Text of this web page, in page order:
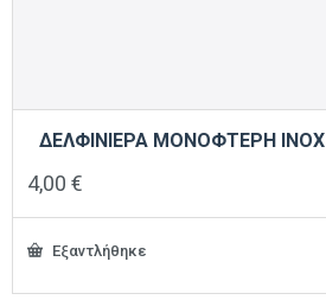
ΔΕΛΦΙΝΙΕΡΑ ΜΟΝΟΦΤΕΡΗ INOX
4,00 €
Εξαντλήθηκε